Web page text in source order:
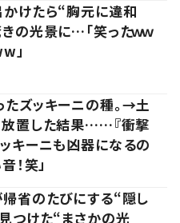
かけたら“胸元に違和
の光景に…「笑ったｗｗ
」
たズッキーニの種。→土
放置した結果……『衝撃
ッキーニも凶器になるの
！笑」
省のたびにする“隠し
つけた“まさかの光